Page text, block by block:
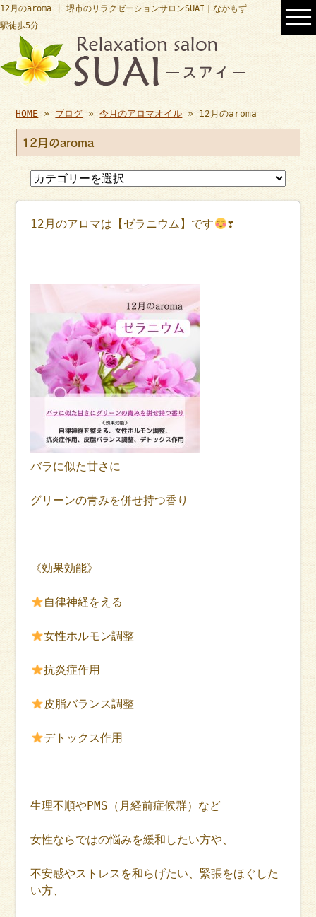
12月のaroma | 堺市のリラクゼーションサロンSUAI｜なかもず
駅徒歩5分
HOME » ブログ »今月のアロマオイル » 12月のaroma
12月のaroma
12月のアロマは【ゼラニウム】です ❣️
バラに似た甘さに
グリーンの青みを併せ持つ香り
《効果効能》
自律神経をえる
女性ホルモン調整
抗炎症作用
皮脂バランス調整
デトックス作用
生理不順やPMS（月経前症候群）など
女性ならではの悩みを緩和したい方や、
不安感やストレスを和らげたい、緊張をほぐした
い方、